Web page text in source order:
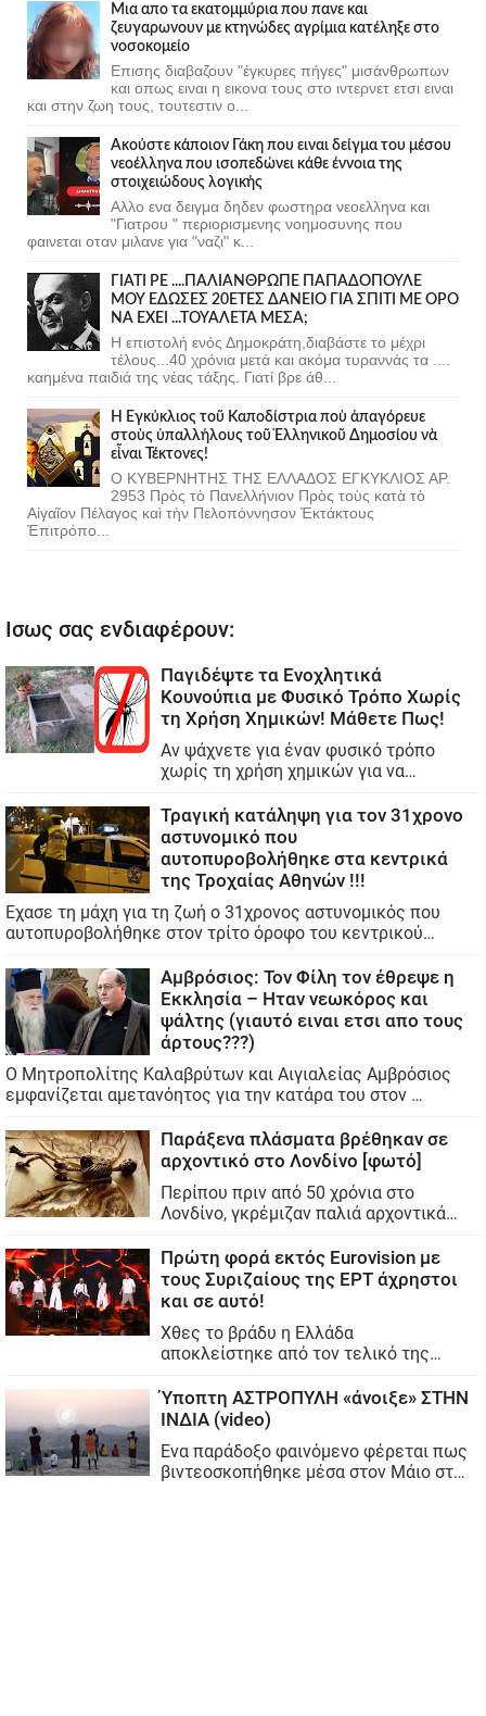
Μια απο τα εκατομμύρια που πανε και
ζευγαρωνουν με κτηνώδες αγρίμια κατέληξε στο
νοσοκομείο
Επισης διαβαζουν "έγκυρες πήγες" μισάνθρωπων
και οπως ειναι η εικονα τους στο ιντερνετ ετσι ειναι
και στην ζωη τους, τουτεστιν ο...
Ακούστε κάποιον Γάκη που ειναι δείγμα του μέσου
νεοέλληνα που ισοπεδώνει κάθε έννοια της
στοιχειώδους λογικής
Αλλο ενα δειγμα δηδεν φωστηρα νεοελληνα και
"Γιατρου " περιορισμενης νοημοσυνης που
φαινεται οταν μιλανε για "ναζι" κ...
ΓΙΑΤΙ ΡΕ ....ΠΑΛΙΑΝΘΡΩΠΕ ΠΑΠΑΔΟΠΟΥΛΕ
ΜΟΥ ΕΔΩΣΕΣ 20ΕΤΕΣ ΔΑΝΕΙΟ ΓΙΑ ΣΠΙΤΙ ΜΕ ΟΡΟ
ΝΑ ΕΧΕΙ ...ΤΟΥΑΛΕΤΑ ΜΕΣΑ;
Η επιστολή ενός Δημοκράτη,διαβάστε το μέχρι
τέλους...40 χρόνια μετά και ακόμα τυραννάς τα ....
καημένα παιδιά της νέας τάξης. Γιατί βρε άθ...
Ἡ Ἐγκύκλιος τοῦ Καποδίστρια ποὺ ἀπαγόρευε
στοὺς ὑπαλλήλους τοῦ Ἑλληνικοῦ Δημοσίου νὰ
εἶναι Τέκτονες!
Ο ΚΥΒΕΡΝΗΤΗΣ ΤΗΣ ΕΛΛΑΔΟΣ ΕΓΚΥΚΛΙΟΣ ΑΡ.
2953 Πρὸς τὸ Πανελλήνιον Πρὸς τοὺς κατὰ τὸ
Αἰγαῖον Πέλαγος καὶ τὴν Πελοπόννησον Ἐκτάκτους
Ἐπιτρόπο...